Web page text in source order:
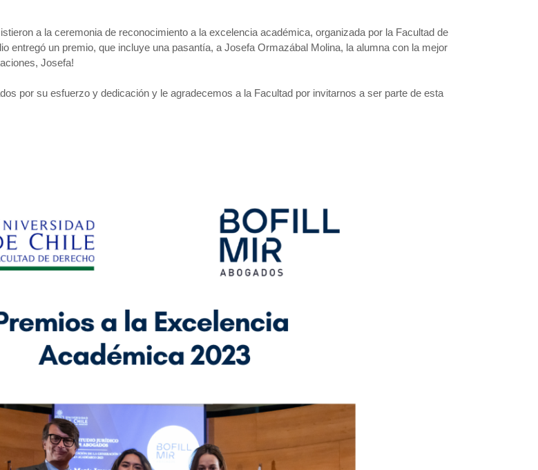
a la ceremonia de reconocimiento a la excelencia académica, organizada por la Facultad de
entregó un premio, que incluye una pasantía, a Josefa Ormazábal Molina, la alumna con la mejor
Josefa!
por su esfuerzo y dedicación y le agradecemos a la Facultad por invitarnos a ser parte de esta